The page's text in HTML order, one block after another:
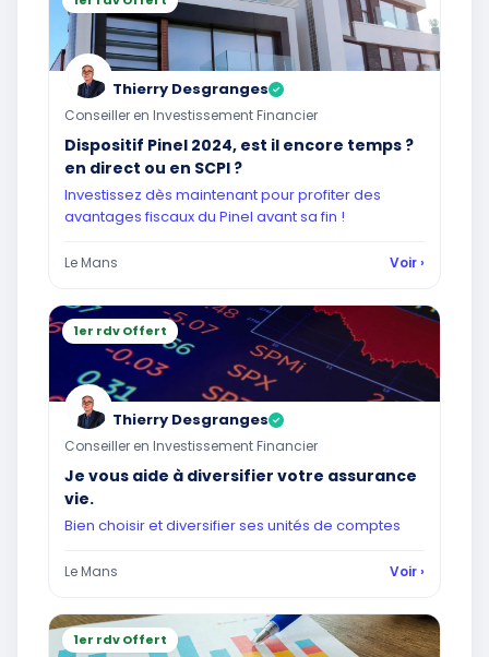
Thierry Desgranges ✓
Conseiller en Investissement Financier
Dispositif Pinel 2024, est il encore temps ?
en direct ou en SCPI ?
Investissez dès maintenant pour profiter des
avantages fiscaux du Pinel avant sa fin !
Le Mans Voir ›
1er rdv Offert
Thierry Desgranges ✓
Conseiller en Investissement Financier
Je vous aide à diversifier votre assurance
vie.
Bien choisir et diversifier ses unités de comptes
Le Mans Voir ›
1er rdv Offert